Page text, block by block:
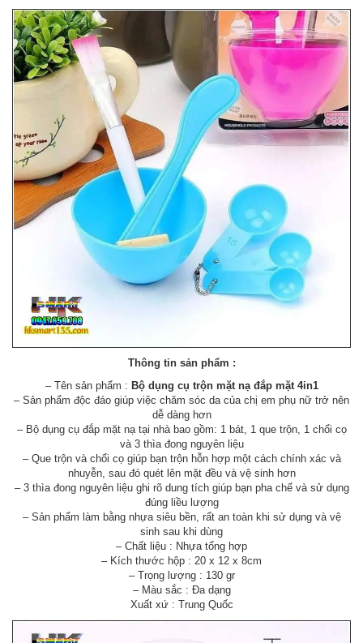
Thông tin sản phẩm :
– Tên sản phẩm : Bộ dụng cụ trộn mặt nạ đắp mặt 4in1
– Sản phẩm độc đáo giúp việc chăm sóc da của chị em phụ nữ trở nên
dễ dàng hơn
– Bộ dụng cụ đắp mặt nạ tại nhà bao gồm: 1 bát, 1 que trộn, 1 chổi cọ
và 3 thìa đong nguyên liệu
– Que trộn và chổi cọ giúp bạn trộn hỗn hợp một cách chính xác và
nhuyễn, sau đó quét lên mặt đều và vệ sinh hơn
– 3 thìa đong nguyên liệu ghi rõ dung tích giúp bạn pha chế và sử dụng
đúng liều lượng
– Sản phẩm làm bằng nhựa siêu bền, rất an toàn khi sử dụng và vệ
sinh sau khi dùng
– Chất liệu : Nhựa tổng hợp
– Kích thước hộp : 20 x 12 x 8cm
– Trọng lượng : 130 gr
– Màu sắc : Đa dạng
Xuất xứ : Trung Quốc